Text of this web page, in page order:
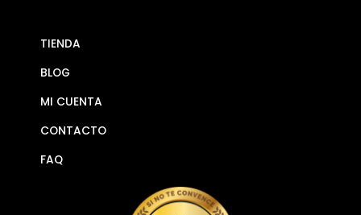
TIENDA
BLOG
MI CUENTA
CONTACTO
FAQ